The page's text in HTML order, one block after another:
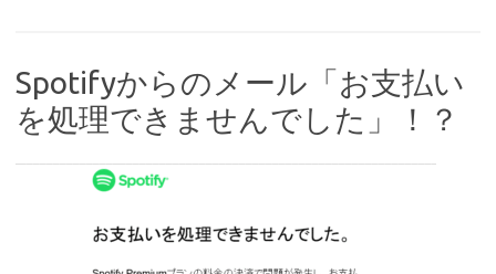
Spotifyからのメール「お支払い
を処理できませんでした」！？